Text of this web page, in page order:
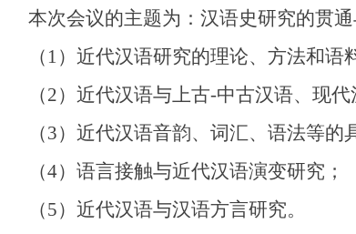
本次会议的主题为：汉语史研究的贯通
（1）近代汉语研究的理论、方法和语料
（2）近代汉语与上古-中古汉语、现代
（3）近代汉语音韵、词汇、语法等的
（4）语言接触与近代汉语演变研究；
（5）近代汉语与汉语方言研究。